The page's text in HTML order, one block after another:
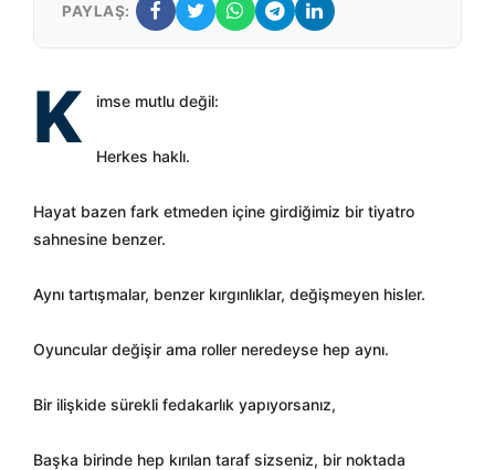
PAYLAŞ:
K imse mutlu değil:
Herkes haklı.
Hayat bazen fark etmeden içine girdiğimiz bir tiyatro
sahnesine benzer.
Aynı tartışmalar, benzer kırgınlıklar, değişmeyen hisler.
Oyuncular değişir ama roller neredeyse hep aynı.
Bir ilişkide sürekli fedakarlık yapıyorsanız,
Başka birinde hep kırılan taraf sizseniz, bir noktada